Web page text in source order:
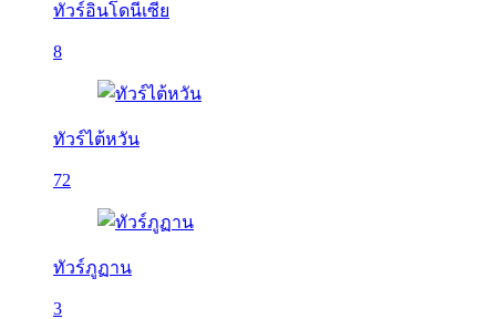
ทัวร์อินโดนีเซีย
8
ทัวร์ไต้หวัน
72
ทัวร์ภูฏาน
3